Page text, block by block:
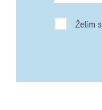
Želim